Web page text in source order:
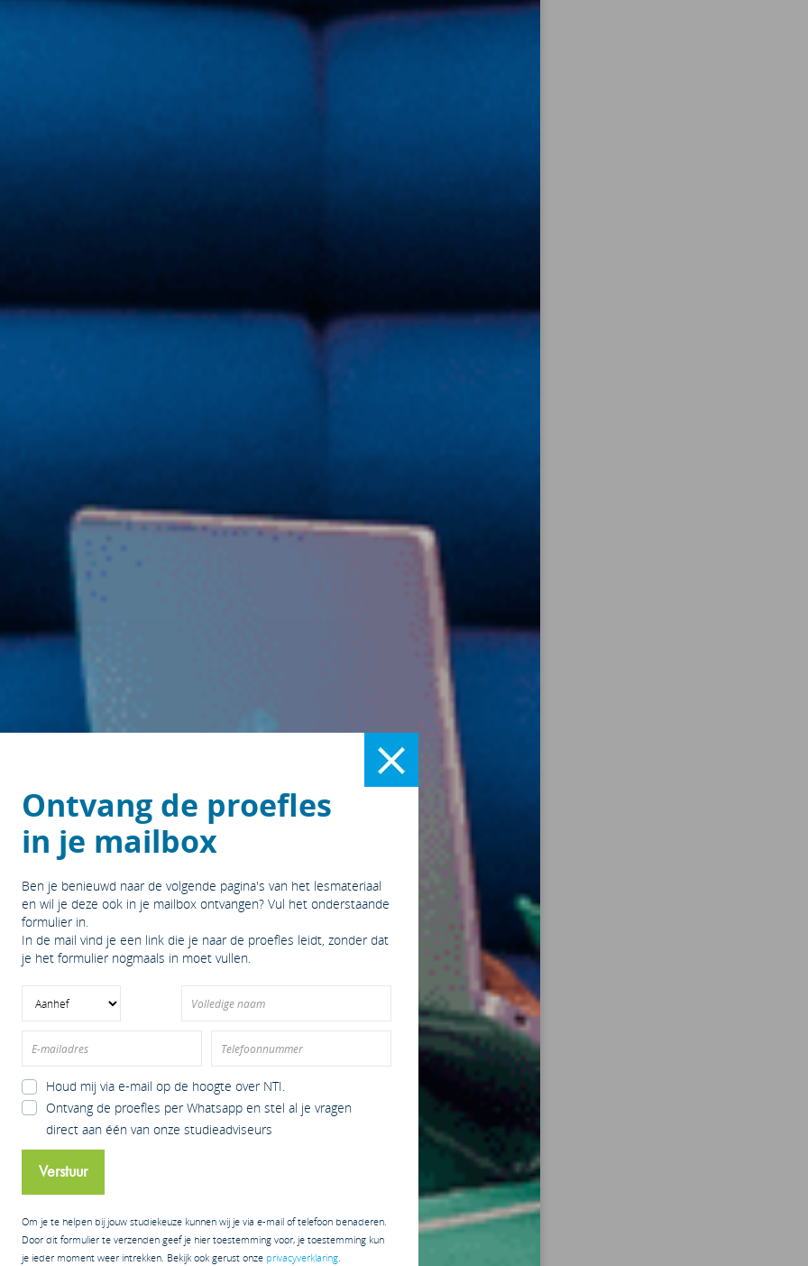
Ontvang de proefles
in je mailbox
Ben je benieuwd naar de volgende pagina's van het lesmateriaal
en wil je deze ook in je mailbox ontvangen? Vul het onderstaande
formulier in.
In de mail vind je een link die je naar de proefles leidt, zonder dat
je het formulier nogmaals in moet vullen.
Houd mij via e-mail op de hoogte over NTI.
Ontvang de proefles per Whatsapp en stel al je vragen
direct aan één van onze studieadviseurs
Verstuur
Om je te helpen bij jouw studiekeuze kunnen wij je via e-mail of telefoon benaderen.
Door dit formulier te verzenden geef je hier toestemming voor, je toestemming kun
je ieder moment weer intrekken. Bekijk ook gerust onze privacyverklaring.